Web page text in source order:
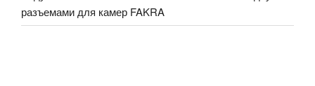
разъемами для камер FAKRA